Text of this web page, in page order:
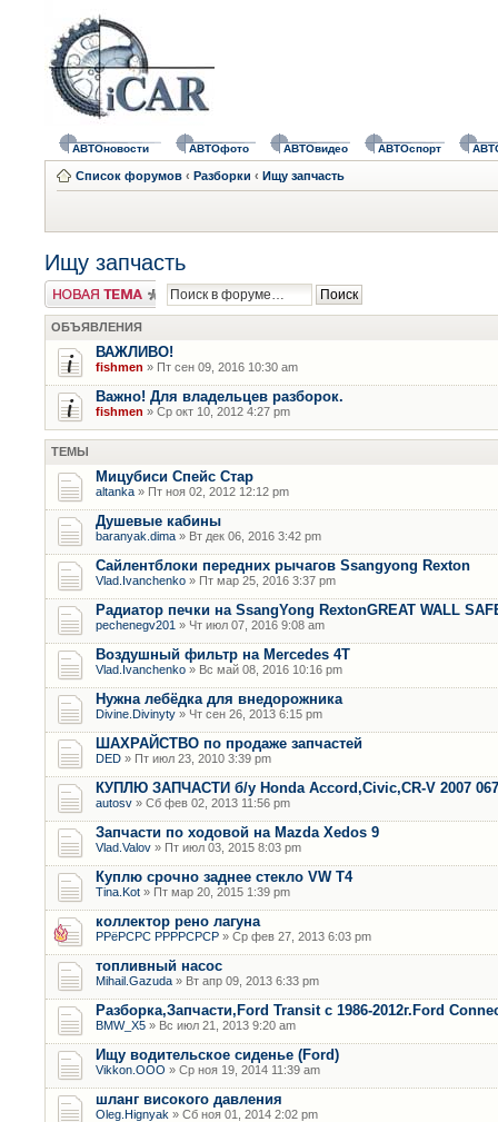
АВТОновости АВТОфото АВТОвидео АВТОспорт
Список форумов ‹ Разборки ‹ Ищу запчасть
Ищу запчасть
Новая тема
ОБЪЯВЛЕНИЯ
ВАЖЛИВО!
fishmen » Пт сен 09, 2016 10:30 am
Важно! Для владельцев разборок.
fishmen » Ср окт 10, 2012 4:27 pm
ТЕМЫ
Мицубиси Спейс Стар
altanka » Пт ноя 02, 2012 12:12 pm
Душевые кабины
baranyak.dima » Вт дек 06, 2016 3:42 pm
Сайлентблоки передних рычагов Ssangyong Rexton
Vlad.Ivanchenko » Пт мар 25, 2016 3:37 pm
Радиатор печки на SsangYong RextonGREAT WALL
pechenegv201 » Чт июл 07, 2016 9:08 am
Воздушный фильтр на Mercedes 4T
Vlad.Ivanchenko » Вс май 08, 2016 10:16 pm
Нужна лебёдка для внедорожника
Divine.Divinyty » Чт сен 26, 2013 6:15 pm
ШАХРАЙСТВО по продаже запчастей
DED » Пт июл 23, 2010 3:39 pm
КУПЛЮ ЗАПЧАСТИ б/у Honda Accord,Civic,CR-V 2007
autosv » Сб фев 02, 2013 11:56 pm
Запчасти по ходовой на Mazda Xedos 9
Vlad.Valov » Пт июл 03, 2015 8:03 pm
Куплю срочно заднее стекло VW T4
Tina.Kot » Пт мар 20, 2015 1:39 pm
коллектор рено лагуна
РРёРСРС РРРРСРСР » Ср фев 27, 2013 6:03 pm
топливный насос
Mihail.Gazuda » Вт апр 09, 2013 6:33 pm
Разборка,Запчасти,Ford Transit с 1986-2012г.Ford
BMW_X5 » Вс июл 21, 2013 9:20 am
Ищу водительское сиденье (Ford)
Vikkon.OOO » Ср ноя 19, 2014 11:39 am
шланг високого давления
Oleg.Hignyak » Сб ноя 01, 2014 2:02 pm